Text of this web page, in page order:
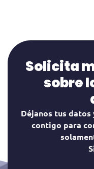
Solicita
sobre
Déjanos tus
contigo para